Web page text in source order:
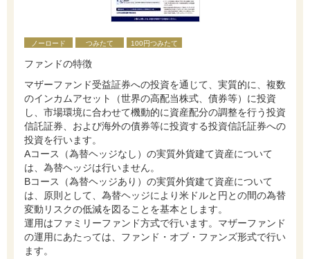
ノーロード つみたて 100円つみたて
ファンドの特徴
マザーファンド受益証券への投資を通じて、実質的に、複数
のインカムアセット（世界の高配当株式、債券等）に投資
し、市場環境に合わせて機動的に資産配分の調整を行う投資
信託証券、および海外の債券等に投資する投資信託証券への
投資を行います。
Aコース（為替ヘッジなし）の実質外貨建て資産について
は、為替ヘッジは行いません。
Bコース（為替ヘッジあり）の実質外貨建て資産について
は、原則として、為替ヘッジにより米ドルと円との間の為替
変動リスクの低減を図ることを基本とします。
運用はファミリーファンド方式で行います。マザーファンド
の運用にあたっては、ファンド・オブ・ファンズ形式で行い
ます。